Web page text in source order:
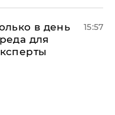
в день
для
15:57